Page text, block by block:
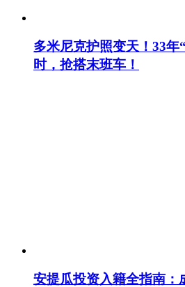
多米尼克护照变天！33年
时，抢搭末班车！
安提瓜投资入籍全指南：